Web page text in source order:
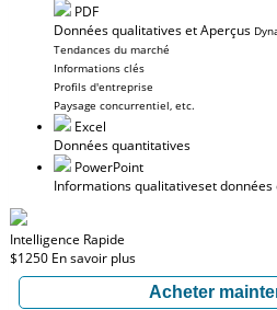
PDF
Données qualitatives et Aperçus
Tendances du marché
Informations clés
Profils d'entreprise
Paysage concurrentiel, etc.
Excel
Données quantitatives
PowerPoint
Informations qualitativeset
Intelligence Rapide
$1250 En savoir plus
Acheter